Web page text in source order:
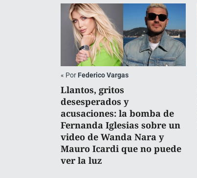
« Por Federico Vargas
Llantos, gritos
desesperados y
acusaciones: la bomba de
Fernanda Iglesias sobre un
video de Wanda Nara y
Mauro Icardi que no puede
ver la luz